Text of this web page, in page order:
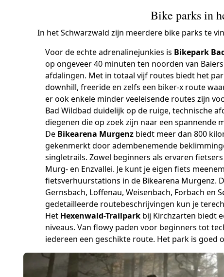
Bike parks in
In het Schwarzwald zijn meerdere bike parks te
Voor de echte adrenalinejunkies is Bikepark
op ongeveer 40 minuten ten noorden van
afdalingen. Met in totaal vijf routes biedt het
downhill, freeride en zelfs een biker-x route
er ook enkele minder veeleisende routes zijn
Bad Wildbad duidelijk op de ruige, technische
diegenen die op zoek zijn naar een spannende
De Bikearena Murgenz biedt meer dan 800
gekenmerkt door adembenemende
singletrails. Zowel beginners als ervaren
Murg- en Enzvallei. Je kunt je eigen fiets
fietsverhuurstations in de Bikearena Murgenz.
Gernsbach, Loffenau, Weisenbach, Forbach en
gedetailleerde routebeschrijvingen kun je
Het Hexenwald-Trailpark bij Kirchzarten biedt
niveaus. Van flowy paden voor beginners tot
iedereen een geschikte route. Het park is